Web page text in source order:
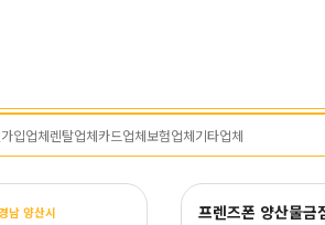
입업체렌탈업체카드업체보험업체기타업체
남 양산시 프렌즈폰 양산물금